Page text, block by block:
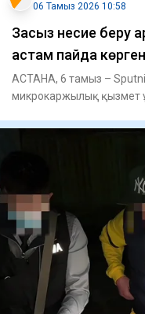
06 Тамыз 2026 10:58
Заңсыз несие беру
астам пайда
АСТАНА, 6 тамыз –
микрокаржылық қызмет